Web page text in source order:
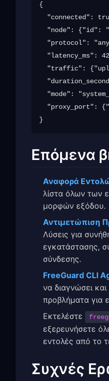
{
"connected":
"node": {"id":
"protocol":
"latency_ms":
"traffic":
"mode":
"proxy_port":
Επόμενα
Αναφορά
λίστα όλων των
μορφών εξόδου.
Αντιμετώπιση
Λύσεις για
εγκατάστασης,
σύνδεσης.
FreeGuard CLI
να διαγνώσει
προβλήματα για
Εκτελέστε
εξερευνήσετε
εντολές από το
Συχνές